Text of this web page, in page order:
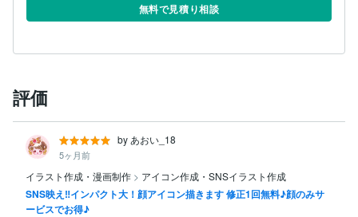
無料で見積り相談
評価
by あおい_18
5ヶ月前
イラスト作成・漫画制作 > アイコン作成・SNSイラスト作成
SNS映え‼︎インパクト大！顔アイコン描きます 修正1回無料♪顔のみサ
ービスでお得♪